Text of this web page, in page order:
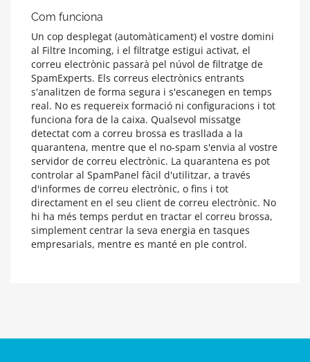
Com funciona
Un cop desplegat (automàticament) el vostre domini
al Filtre Incoming, i el filtratge estigui activat, el
correu electrònic passarà pel núvol de filtratge de
SpamExperts. Els correus electrònics entrants
s'analitzen de forma segura i s'escanegen en temps
real. No es requereix formació ni configuracions i tot
funciona fora de la caixa. Qualsevol missatge
detectat com a correu brossa es trasllada a la
quarantena, mentre que el no-spam s'envia al vostre
servidor de correu electrònic. La quarantena es pot
controlar al SpamPanel fàcil d'utilitzar, a través
d'informes de correu electrònic, o fins i tot
directament en el seu client de correu electrònic. No
hi ha més temps perdut en tractar el correu brossa,
simplement centrar la seva energia en tasques
empresarials, mentre es manté en ple control.